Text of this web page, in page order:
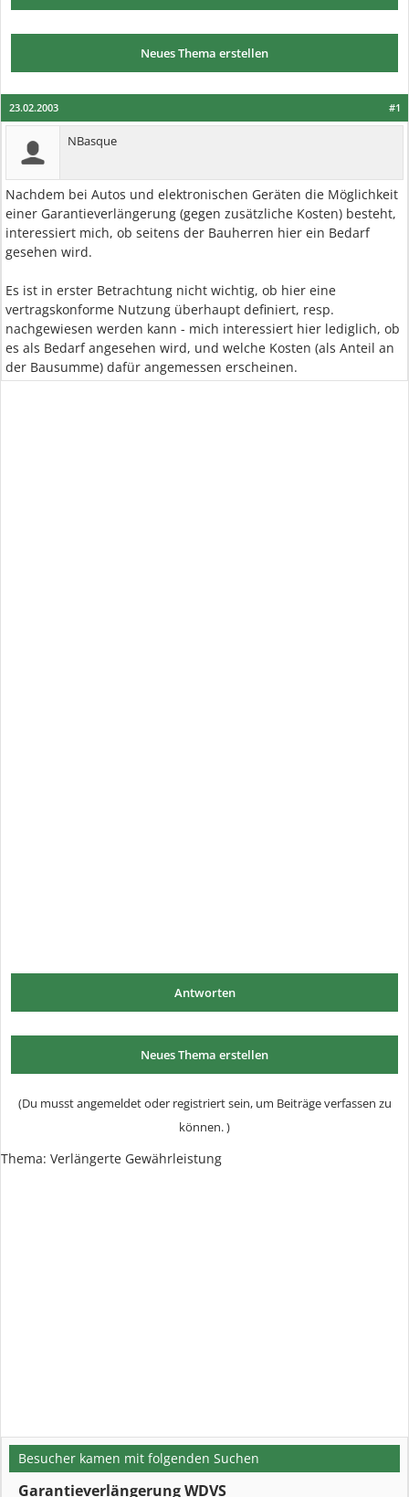
Neues Thema erstellen
#1
23.02.2003
NBasque
Nachdem bei Autos und elektronischen Geräten die Möglichkeit
einer Garantieverlängerung (gegen zusätzliche Kosten) besteht,
interessiert mich, ob seitens der Bauherren hier ein Bedarf
gesehen wird.
Es ist in erster Betrachtung nicht wichtig, ob hier eine
vertragskonforme Nutzung überhaupt definiert, resp.
nachgewiesen werden kann - mich interessiert hier lediglich, ob
es als Bedarf angesehen wird, und welche Kosten (als Anteil an
der Bausumme) dafür angemessen erscheinen.
Antworten
Neues Thema erstellen
(Du musst angemeldet oder registriert sein, um Beiträge verfassen zu
können. )
Thema: Verlängerte Gewährleistung
Besucher kamen mit folgenden Suchen
Garantieverlängerung WDVS